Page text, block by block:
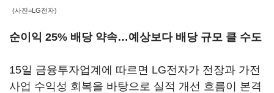
(사진=LG전자)
순이익 25% 배당 약속…예상보다 배당 규모 클 수도
15일 금융투자업계에 따르면 LG전자가 전장과 가전
사업 수익성 회복을 바탕으로 실적 개선 흐름이 본격